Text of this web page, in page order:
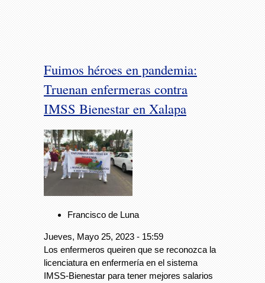
Fuimos héroes en pandemia:
Truenan enfermeras contra
IMSS Bienestar en Xalapa
Francisco de Luna
Jueves, Mayo 25, 2023 - 15:59
Los enfermeros queiren que se reconozca la
licenciatura en enfermería en el sistema
IMSS-Bienestar para tener mejores salarios